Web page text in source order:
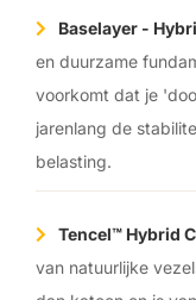
Baselayer -
en duurzame
voorkomt dat je
jarenlang de
belasting.
Tencel™ Hybrid
van natuurlijke